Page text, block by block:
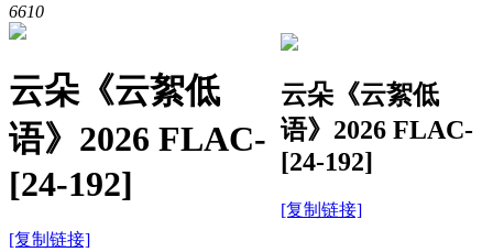
6610
云朵《云絮低
语》2026 FLAC-
[24-192]
[复制链接]
云朵《云絮低
语》2026 FLAC-
[24-192]
[复制链接]